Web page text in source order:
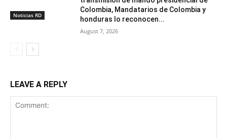
Noticias RD
Colombia, Mandatarios de Colombia y
honduras lo reconocen...
August 7, 2026
LEAVE A REPLY